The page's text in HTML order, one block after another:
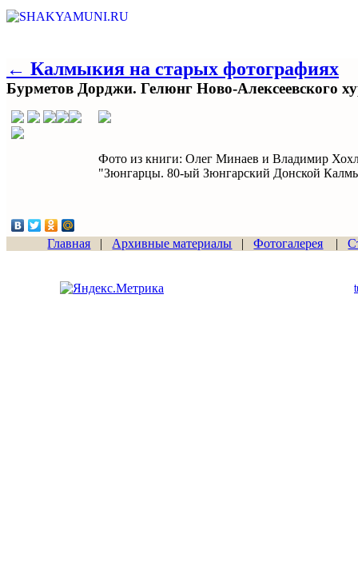
← Калмыкия на старых фотографиях
Бурметов Дорджи. Гелюнг Ново-Алексеевского
Фото из книги: Олег Минаев и Владимир
"Зюнгарцы. 80-ый Зюнгарский Донской
Главная | Архивные материалы |Фотогалерея |